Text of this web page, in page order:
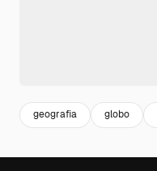
geografia globo